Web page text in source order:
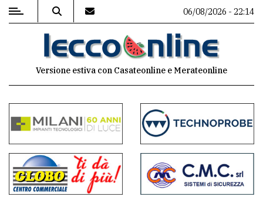
MENU
commenti
Contenuti
del
sito
06/08/2026 - 22:14
Versione estiva con Casateonline e Merateonline